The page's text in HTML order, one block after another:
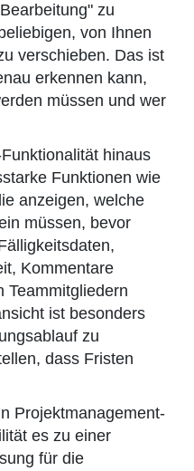
zu
von Ihnen
verschieben. Das ist
erkennen kann,
müssen und wer
hinaus
Funktionen wie
anzeigen, welche
müssen, bevor
Kommentare
Teammitgliedern
ist besonders
zu
dass Fristen
Projektmanagement-
es zu einer
für die